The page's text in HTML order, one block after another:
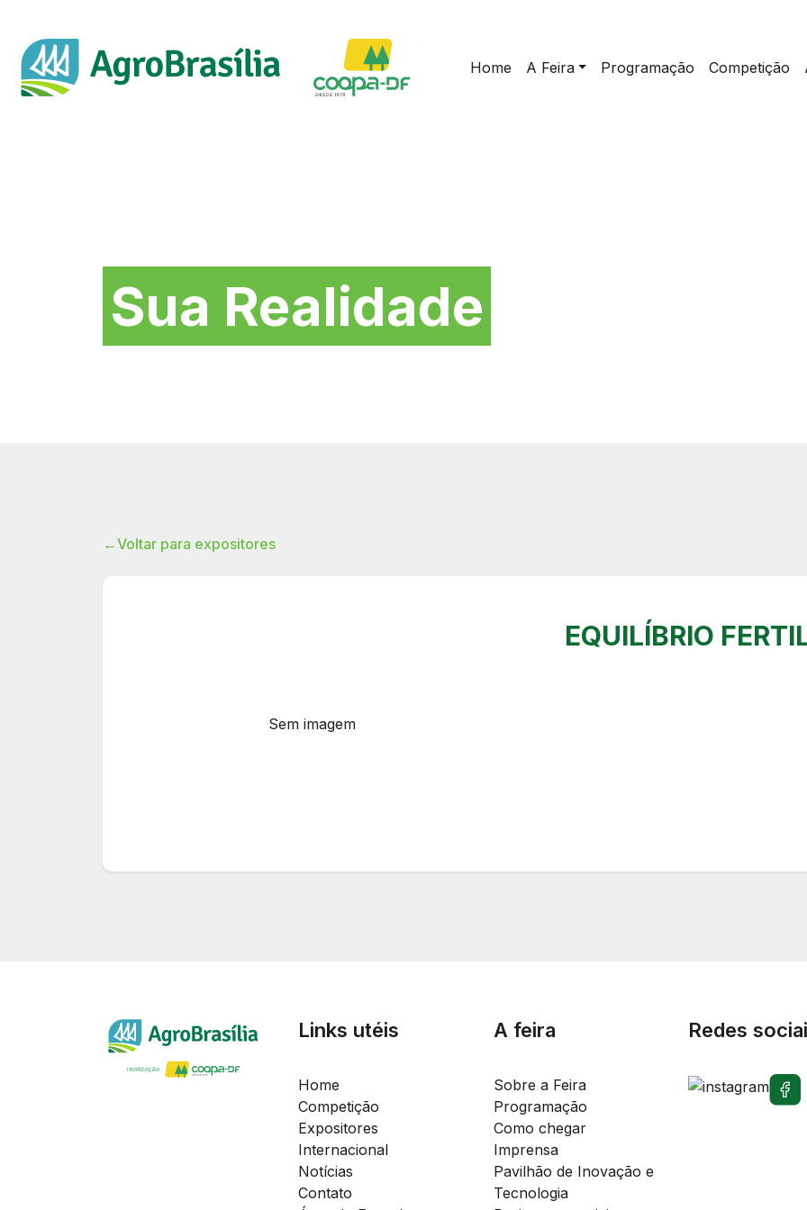
Home A Feira Programação Competição
Sua Realidade
←Voltar para expositores
Sem imagem
EQUILÍBRIO
Links utéis
Home
Competição
Expositores
Internacional
Notícias
Contato
A feira
Sobre a Feira
Programação
Como chegar
Imprensa
Pavilhão de Inovação e
Tecnologia
Redes